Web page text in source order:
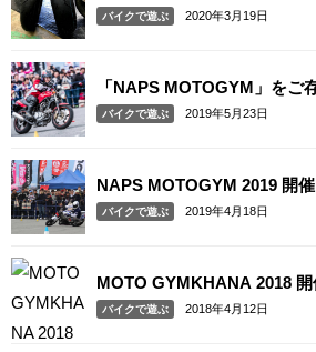
バイクで遊ぶ 2020年3月19日
「NAPS MOTOGYM」をご
バイクで遊ぶ 2019年5月23日
NAPS MOTOGYM 2019 開
バイクで遊ぶ 2019年4月18日
MOTO GYMKHANA 2018 開
バイクで遊ぶ 2018年4月12日